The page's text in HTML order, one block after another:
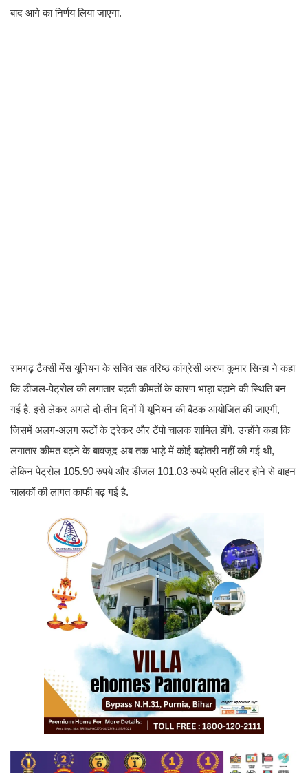
बाद आगे का निर्णय लिया जाएगा.
रामगढ़ टैक्सी मेंस यूनियन के सचिव सह वरिष्ठ कांग्रेसी अरुण कुमार सिन्हा ने कहा
कि डीजल-पेट्रोल की लगातार बढ़ती कीमतों के कारण भाड़ा बढ़ाने की स्थिति बन
गई है. इसे लेकर अगले दो-तीन दिनों में यूनियन की बैठक आयोजित की जाएगी,
जिसमें अलग-अलग रूटों के ट्रेकर और टेंपो चालक शामिल होंगे. उन्होंने कहा कि
लगातार कीमत बढ़ने के बावजूद अब तक भाड़े में कोई बढ़ोतरी नहीं की गई थी,
लेकिन पेट्रोल 105.90 रुपये और डीजल 101.03 रुपये प्रति लीटर होने से वाहन
चालकों की लागत काफी बढ़ गई है.